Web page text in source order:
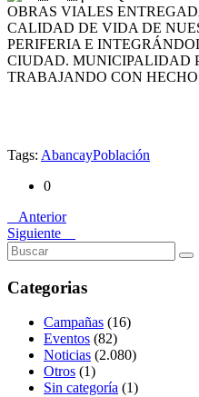
OBRAS VIALES
CALIDAD DE VIDA DE
PERIFERIA E
CIUDAD. MUNICIPALIDAD
TRABAJANDO CON
Tags: AbancayPoblación
0
Anterior
Siguiente
Categorias
Campañas (16)
Eventos (82)
Noticias (2.080)
Otros (1)
Sin categoría (1)